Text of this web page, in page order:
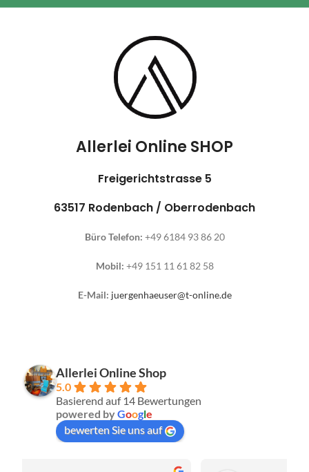
Allerlei Online SHOP
Freigerichtstrasse 5
63517 Rodenbach / Oberrodenbach
Büro Telefon: +49 6184 93 86 20
Mobil: +49 151 11 61 82 58
E-Mail: juergenhaeuser@t-online.de
Allerlei Online Shop
5.0
Basierend auf 14 Bewertungen
powered byGoogle
bewerten Sie uns auf